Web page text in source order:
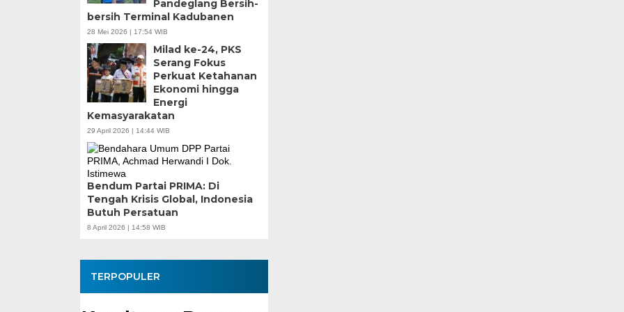
Pandeglang Bersih-
bersih Terminal Kadubanen
28 Mei 2026 | 17:54 WIB
Milad ke-24, PKS
Serang Fokus
Perkuat Ketahanan
Ekonomi hingga
Energi
Kemasyarakatan
29 April 2026 | 14:44 WIB
Bendum Partai PRIMA: Di
Tengah Krisis Global, Indonesia
Butuh Persatuan
8 April 2026 | 14:58 WIB
TERPOPULER
Teknokratif